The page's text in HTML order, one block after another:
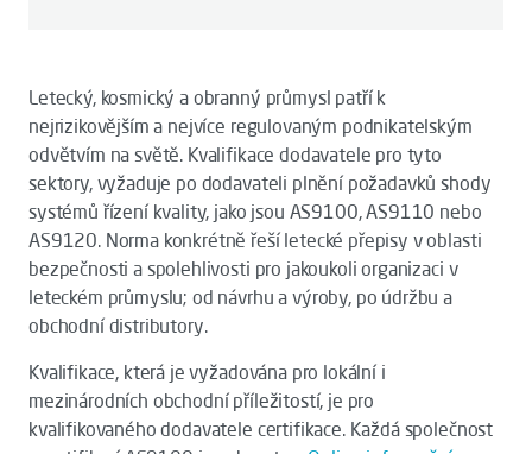
Letecký, kosmický a obranný průmysl patří k
nejrizikovějším a nejvíce regulovaným podnikatelským
odvětvím na světě. Kvalifikace dodavatele pro tyto
sektory, vyžaduje po dodavateli plnění požadavků shody
systémů řízení kvality, jako jsou AS9100, AS9110 nebo
AS9120. Norma konkrétně řeší letecké přepisy v oblasti
bezpečnosti a spolehlivosti pro jakoukoli organizaci v
leteckém průmyslu; od návrhu a výroby, po údržbu a
obchodní distributory.
Kvalifikace, která je vyžadována pro lokální i
mezinárodních obchodní příležitostí, je pro
kvalifikovaného dodavatele certifikace. Každá společnost